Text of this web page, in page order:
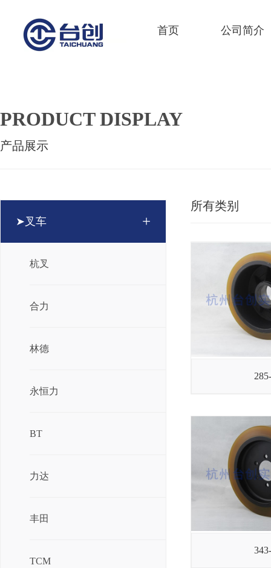
首页 公司简介
PRODUCT DISPLAY
产品展示
➤叉车 +
杭叉
合力
林德
永恒力
BT
力达
丰田
TCM
所有类别